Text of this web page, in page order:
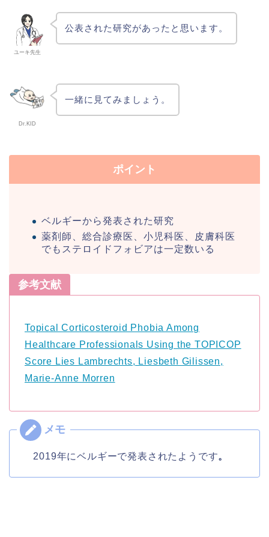
ユーキ先生
公表された研究があったと思います。
Dr.KID
一緒に見てみましょう。
ポイント
ベルギーから発表された研究
薬剤師、総合診療医、小児科医、皮膚科医
でもステロイドフォビアは一定数いる
参考文献
Topical Corticosteroid Phobia Among
Healthcare Professionals Using the TOPICOP
Score Lies Lambrechts, Liesbeth Gilissen,
Marie-Anne Morren
2019年にベルギーで発表されたようです。